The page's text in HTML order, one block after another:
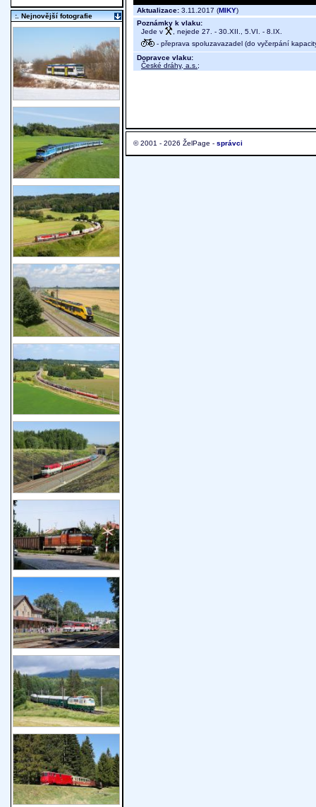
Aktualizace: 3.11.2017 (MIKY)
Poznámky k vlaku:
Jede v
, nejede 27. - 30.XII., 5.VI. - 8.IX.
- přeprava spoluzavazadel (do vyčerpání
Dopravce vlaku:
České dráhy, a.s. ;
© 2001 - 2026 ŽelPage - správci
:. Nejnovější fotografie